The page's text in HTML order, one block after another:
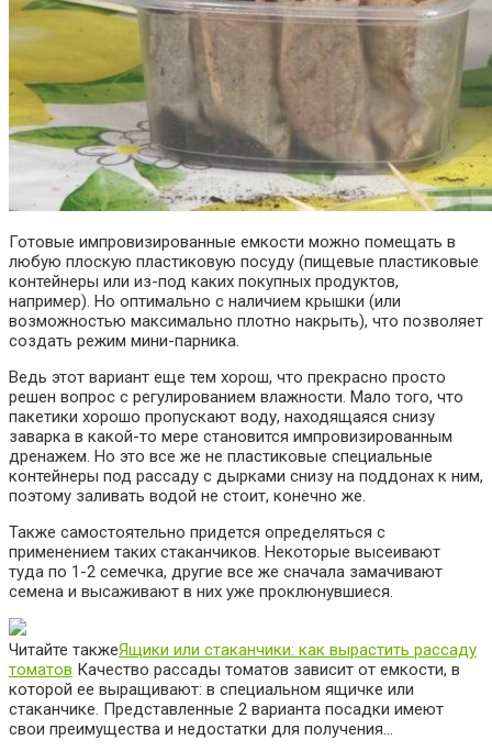
Готовые импровизированные емкости можно помещать в
любую плоскую пластиковую посуду (пищевые пластиковые
контейнеры или из-под каких покупных продуктов,
например). Но оптимально с наличием крышки (или
возможностью максимально плотно накрыть), что позволяет
создать режим мини-парника.
Ведь этот вариант еще тем хорош, что прекрасно просто
решен вопрос с регулированием влажности. Мало того, что
пакетики хорошо пропускают воду, находящаяся снизу
заварка в какой-то мере становится импровизированным
дренажем. Но это все же не пластиковые специальные
контейнеры под рассаду с дырками снизу на поддонах к ним,
поэтому заливать водой не стоит, конечно же.
Также самостоятельно придется определяться с
применением таких стаканчиков. Некоторые высеивают
туда по 1-2 семечка, другие все же сначала замачивают
семена и высаживают в них уже проклюнувшиеся.
Читайте такжеЯщики или стаканчики: как вырастить рассаду
томатов Качество рассады томатов зависит от емкости, в
которой ее выращивают: в специальном ящичке или
стаканчике. Представленные 2 варианта посадки имеют
свои преимущества и недостатки для получения…